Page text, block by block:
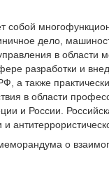
собой
дело,
в области
разработки и
а также
в области
и России.
о